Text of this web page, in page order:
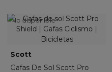
No disponible
Scott
Gafas De Sol Scott Pro